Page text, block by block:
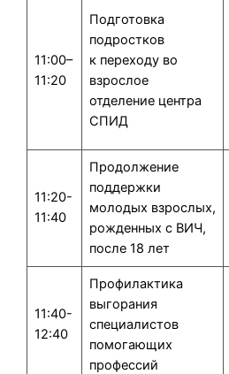
11:00–
11:20
Подготовка
подростков
к переходу во
взрослое
отделение центра
СПИД
11:20-
11:40
Продолжение
поддержки
молодых взрослых,
рожденных с ВИЧ,
после 18 лет
11:40-
12:40
Профилактика
выгорания
специалистов
помогающих
профессий